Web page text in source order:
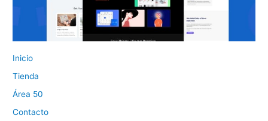
Inicio
Tienda
Área 50
Contacto